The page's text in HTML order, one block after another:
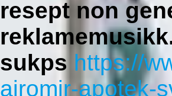
resept non
sukps https://
airomir-apotek-